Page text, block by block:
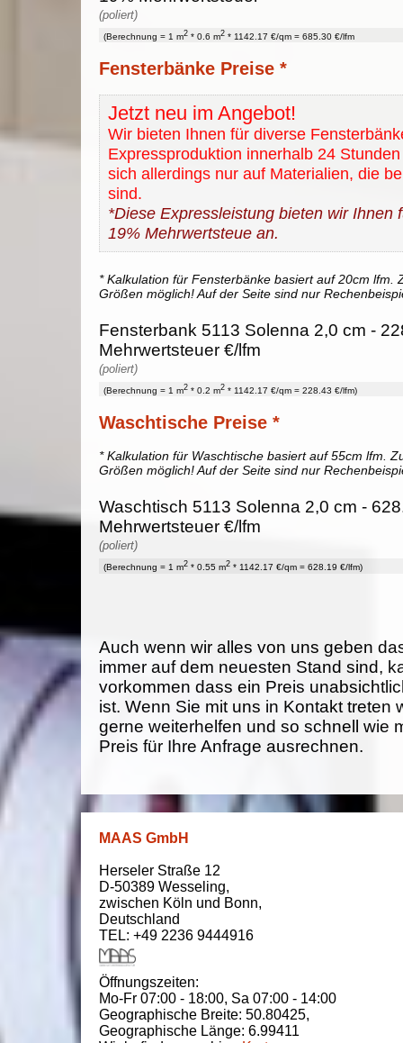
(poliert)
(Berechnung = 1 m2 * 0.6 m2 * 1142.17 €/qm = 685.30 €/lfm
Fensterbänke Preise *
Jetzt neu im Angebot!
Wir bieten Ihnen für diverse
Expressproduktion innerhalb 24
sich allerdings nur auf Materialien, die
sind.
*Diese Expressleistung bieten wir Ihnen
19% Mehrwertsteue an.
* Kalkulation für Fensterbänke basiert auf 20cm lfm.
Größen möglich! Auf der Seite sind nur
Fensterbank 5113 Solenna 2,0 cm -
Mehrwertsteuer €/lfm
(poliert)
(Berechnung = 1 m2 * 0.2 m2 * 1142.17 €/qm = 228.43 €/lfm)
Waschtische Preise *
* Kalkulation für Waschtische basiert auf 55cm lfm.
Größen möglich! Auf der Seite sind nur
Waschtisch 5113 Solenna 2,0 cm -
Mehrwertsteuer €/lfm
(poliert)
(Berechnung = 1 m2 * 0.55 m2 * 1142.17 €/qm = 628.19 €/lfm)
Auch wenn wir alles von uns geben
immer auf dem neuesten Stand sind,
vorkommen dass ein Preis
ist. Wenn Sie mit uns in Kontakt treten
gerne weiterhelfen und so schnell wie
Preis für Ihre Anfrage ausrechnen.
MAAS GmbH
Herseler Straße 12
D-50389 Wesseling,
zwischen Köln und Bonn,
Deutschland
TEL: +49 2236 9444916
Öffnungszeiten:
Mo-Fr 07:00 - 18:00, Sa 07:00 - 14:00
Geographische Breite: 50.80425,
Geographische Länge: 6.99411